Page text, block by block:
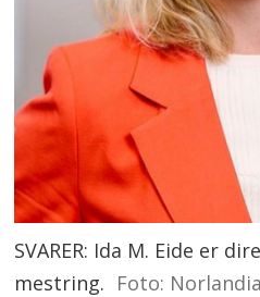
SVARER: Ida M. Eide er
mestring. Foto: Norlandia